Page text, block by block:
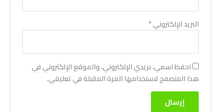
البريد الإلكتروني*
احفظ اسمي، بريدي الإلكتروني، والموقع الإلكتروني في
هذا المتصفح لاستخدامها المرة المقبلة في تعليقي.